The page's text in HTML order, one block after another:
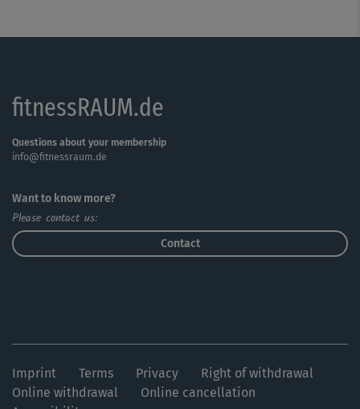
fitnessRAUM.de
Questions about your membership
info@fitnessraum.de
Want to know more?
Please contact us:
Contact
Imprint Terms Privacy
Right of withdrawal
Online withdrawal
Online cancellation